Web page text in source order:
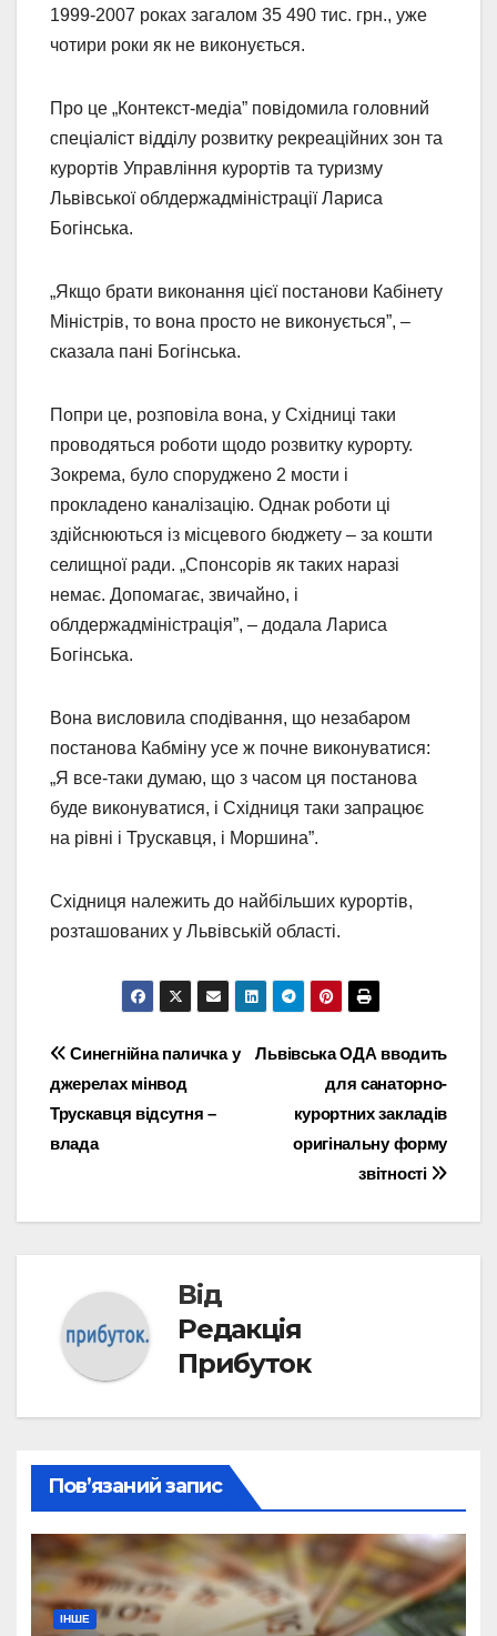
1999-2007 роках загалом 35 490 тис. грн., уже
чотири роки як не виконується.
Про це „Контекст-медіа” повідомила головний
спеціаліст відділу розвитку рекреаційних зон та
курортів Управління курортів та туризму
Львівської облдержадміністрації Лариса
Богінська.
„Якщо брати виконання цієї постанови Кабінету
Міністрів, то вона просто не виконується”, –
сказала пані Богінська.
Попри це, розповіла вона, у Східниці таки
проводяться роботи щодо розвитку курорту.
Зокрема, було споруджено 2 мости і
прокладено каналізацію. Однак роботи ці
здійснюються із місцевого бюджету – за кошти
селищної ради. „Спонсорів як таких наразі
немає. Допомагає, звичайно, і
облдержадміністрація”, – додала Лариса
Богінська.
Вона висловила сподівання, що незабаром
постанова Кабміну усе ж почне виконуватися:
„Я все-таки думаю, що з часом ця постанова
буде виконуватися, і Східниця таки запрацює
на рівні і Трускавця, і Моршина”.
Східниця належить до найбільших курортів,
розташованих у Львівській області.
Навігація
записів
Львівська ОДА вводить
для санаторно-
курортних закладів
оригінальну форму
звітності
Синегнійна паличка у
джерелах мінвод
Трускавця відсутня –
влада
Від
Редакція
Прибуток
Пов’язаний запис
ІНШЕ